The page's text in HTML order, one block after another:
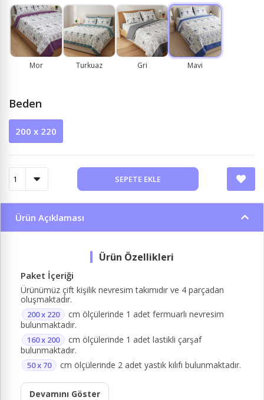
Mor Turkuaz Gri Mavi
Beden
200 x 220
SEPETE EKLE
Ürün Açıklaması
Paket İçeriği
Ürünümüz çift kişilik nevresim takımıdır ve 4 parçadan
oluşmaktadır.
200 x 220
cm ölçülerinde 1 adet fermuarlı nevresim
bulunmaktadır.
160 x 200
cm ölçülerinde 1 adet lastikli çarşaf
bulunmaktadır.
50 x 70 cm ölçülerinde 2 adet yastık kılıfı bulunmaktadır.
Devamını Göster